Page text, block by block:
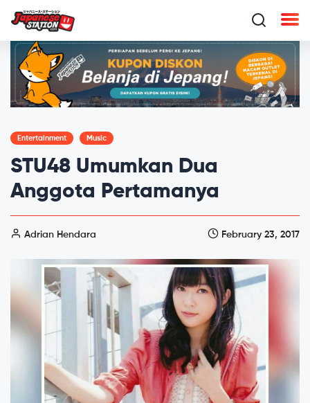
Entertainment Music
STU48 Umumkan Dua
Anggota Pertamanya
Adrian Hendara February 23, 2017